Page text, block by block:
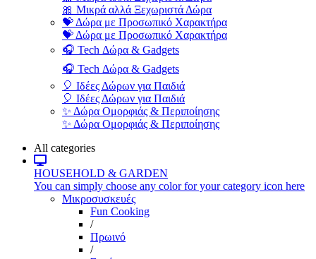
🎀 Μικρά αλλά Ξεχωριστά Δώρα
💝 Δώρα με Προσωπικό Χαρακτήρα
💝 Δώρα με Προσωπικό Χαρακτήρα
🎧 Tech Δώρα & Gadgets
🎧 Tech Δώρα & Gadgets
🎈 Ιδέες Δώρων για Παιδιά
🎈 Ιδέες Δώρων για Παιδιά
✨ Δώρα Ομορφιάς & Περιποίησης
✨ Δώρα Ομορφιάς & Περιποίησης
All categories
HOUSEHOLD & GARDEN
You can simply choose any color for your category icon here
Μικροσυσκευές
Fun Cooking
/
Πρωινό
/